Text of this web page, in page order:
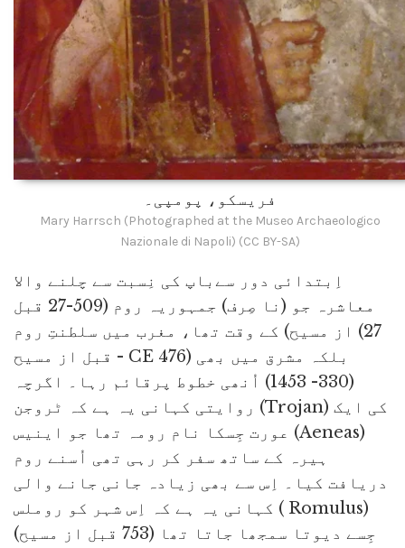
فریسکو، پومپی۔
Mary Harrsch (Photographed at the Museo Archaeologico
Nazionale di Napoli) (CC BY-SA)
اِبتدائی دور سےباپ کی نِسبت سے چلنے والا
معاشرہ جو (نا صِرف) جمہوریہ روم (509-27 قبل
از مسیح) کے وقت تھا، مغرب میں سلطنتِ روم (27
قبل از مسیح - CE 476) بلکہ مشرق میں بھی
(330- 1453) اُنھی خطوط پرقائم رہا۔ اگرچہ
روایتی کہانی یہ ہے کہ ٹروجن (Trojan) کی ایک
عورت جِسکا نام رومہ تھا جو اینیس (Aeneas)
ہیرہ کے ساتھ سفر کر رہی تھی اُسنے روم
دریافت کیا۔ اِس سے بھی زیادہ جانی جانے والی
کہانی یہ ہے کہ اِس شہر کو روملس ( Romulus)
جِسے دیوتا سمجھا جاتا تھا (753 قبل از مسیح)